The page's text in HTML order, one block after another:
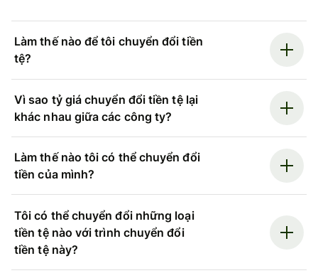
Làm thế nào để tôi chuyển đổi tiền
tệ?
Vì sao tỷ giá chuyển đổi tiền tệ lại
khác nhau giữa các công ty?
Làm thế nào tôi có thể chuyển đổi
tiền của mình?
Tôi có thể chuyển đổi những loại
tiền tệ nào với trình chuyển đổi
tiền tệ này?